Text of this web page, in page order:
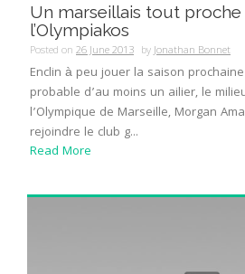
Un marseillais tout proche
l’Olympiakos
Posted on 26 June 2013 byJonathan Bonnet
Enclin à peu jouer la saison
probable d’au moins un ailier, le
l’Olympique de Marseille, Morgan
rejoindre le club g...
Read More